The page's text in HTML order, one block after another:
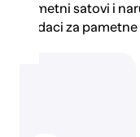
Pametni satovi i
Dodaci za